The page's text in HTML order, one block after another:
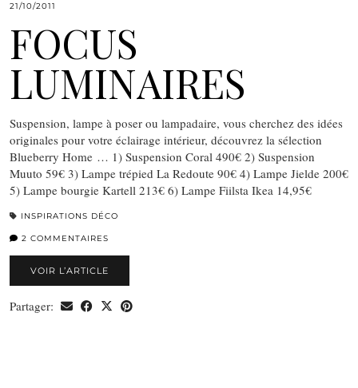
21/10/2011
FOCUS
LUMINAIRES
Suspension, lampe à poser ou lampadaire, vous cherchez des idées
originales pour votre éclairage intérieur, découvrez la sélection
Blueberry Home … 1) Suspension Coral 490€ 2) Suspension
Muuto 59€ 3) Lampe trépied La Redoute 90€ 4) Lampe Jielde 200€
5) Lampe bourgie Kartell 213€ 6) Lampe Fiilsta Ikea 14,95€
INSPIRATIONS DÉCO
2 COMMENTAIRES
VOIR L’ARTICLE
Partager: